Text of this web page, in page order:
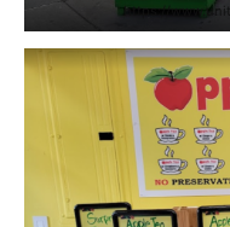
https://